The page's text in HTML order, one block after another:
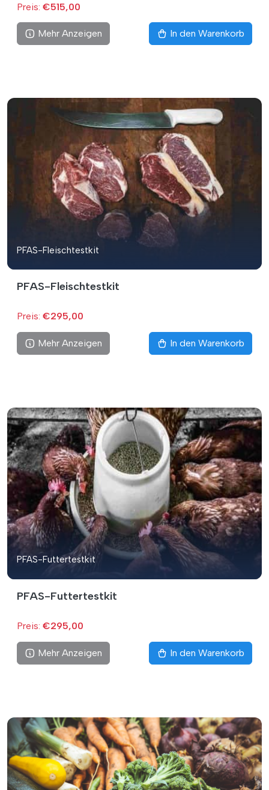
Preis: €515,00
Mehr Anzeigen In den Warenkorb
PFAS-Fleischtestkit
PFAS-Fleischtestkit
Preis: €295,00
Mehr Anzeigen In den Warenkorb
PFAS-Futtertestkit
PFAS-Futtertestkit
Preis: €295,00
Mehr Anzeigen In den Warenkorb